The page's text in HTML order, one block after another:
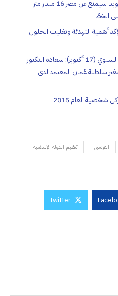
“حرب مياه نهر النّيل”: سدّ أثيوبيا سيمنع عن مصر 16 مليار متر
الخطّ
أهمية التهدئة وتغليب الحلول
المرأة العُمانية تحتفل بيومها السنوي (17 أكتوبر): سعادة الدكتور
سلطنة عُمان المعتمد لدى
شخصية العام 2015
الفرنسي
تنظيم الدولة الإسلامية
Twitter